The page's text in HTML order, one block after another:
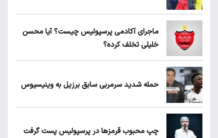
ماجرای آکادمی پرسپولیس چیست؟ آیا محسن
خلیلی تخلف کرده؟
حمله شدید سرمربی سابق برزیل به وینیسیوس
چپ محبوب قرمزها در پرسپولیس پست گرفت